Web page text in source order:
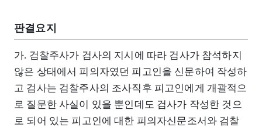
판결요지
가. 검찰주사가 검사의 지시에 따라 검사가 참석하지
않은 상태에서 피의자였던 피고인을 신문하여 작성하
고 검사는 검찰주사의 조사직후 피고인에게 개괄적으
로 질문한 사실이 있을 뿐인데도 검사가 작성한 것으
로 되어 있는 피고인에 대한 피의자신문조서와 검찰